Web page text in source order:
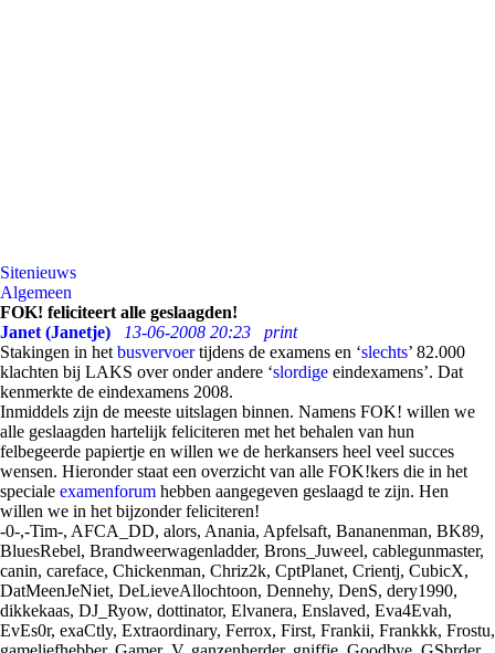
Sitenieuws
Algemeen
FOK! feliciteert alle geslaagden!
Janet (Janetje)
13-06-2008 20:23
print
Stakingen in het busvervoertijdens de examens en ‘slechts’ 82.000
klachten bij LAKS over onder andere ‘slordige eindexamens’. Dat
kenmerkte de eindexamens 2008.
Inmiddels zijn de meeste uitslagen binnen. Namens FOK! willen we
alle geslaagden hartelijk feliciteren met het behalen van hun
felbegeerde papiertje en willen we de herkansers heel veel succes
wensen. Hieronder staat een overzicht van alle FOK!kers die in het
speciale examenforum hebben aangegeven geslaagd te zijn. Hen
willen we in het bijzonder feliciteren!
-0-,-Tim-, AFCA_DD, alors, Anania, Apfelsaft, Bananenman, BK89,
BluesRebel, Brandweerwagenladder, Brons_Juweel, cablegunmaster,
canin, careface, Chickenman, Chriz2k, CptPlanet, Crientj, CubicX,
DatMeenJeNiet, DeLieveAllochtoon, Dennehy, DenS, dery1990,
dikkekaas, DJ_Ryow, dottinator, Elvanera, Enslaved, Eva4Evah,
EvEs0r, exaCtly, Extraordinary, Ferrox, First, Frankii, Frankkk, Frostu,